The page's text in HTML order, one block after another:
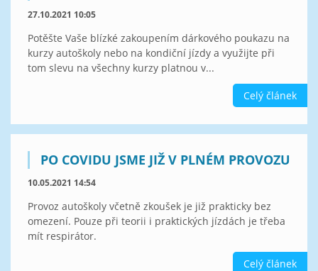
27.10.2021 10:05
Potěšte Vaše blízké zakoupením dárkového poukazu na
kurzy autoškoly nebo na kondiční jízdy a využijte při
tom slevu na všechny kurzy platnou v...
Celý článek
PO COVIDU JSME JIŽ V PLNÉM PROVOZU
10.05.2021 14:54
Provoz autoškoly včetně zkoušek je již prakticky bez
omezení. Pouze při teorii i praktických jízdách je třeba
mít respirátor.
Celý článek